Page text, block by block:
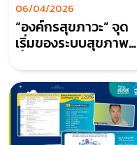
06/04/2026
“องค์กรสุขภาวะ” จุด
เริ่มของระบบสุขภาพที่